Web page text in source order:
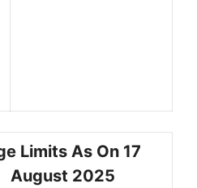
Limits As On 17
August 2025